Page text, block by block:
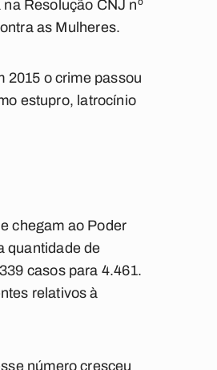
Resolução CNJ nº
as Mulheres.
2015 o crime passou
estupro, latrocínio
chegam ao Poder
quantidade de
casos para 4.461.
relativos à
número cresceu